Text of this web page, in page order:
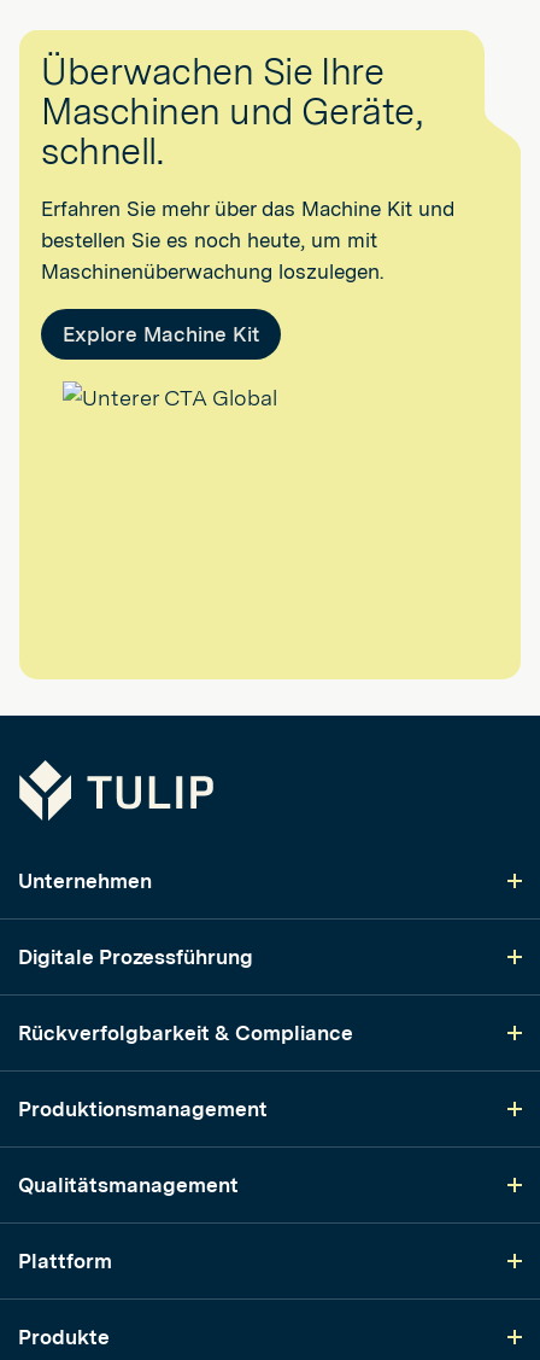
Überwachen Sie Ihre
Maschinen und Geräte,
schnell.
Erfahren Sie mehr über das Machine Kit und
bestellen Sie es noch heute, um mit
Maschinenüberwachung loszulegen.
Explore Machine Kit
Tulip
Unternehmen
Digitale Prozessführung
Rückverfolgbarkeit & Compliance
Produktionsmanagement
Qualitätsmanagement
Plattform
Produkte